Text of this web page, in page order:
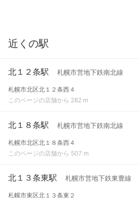
近くの駅
北１２条駅 札幌市営地下鉄南北線
札幌市北区北１２条西４
このページの店舗から 282 m
北１８条駅 札幌市営地下鉄南北線
札幌市北区北１８条西４
このページの店舗から 507 m
北１３条東駅 札幌市営地下鉄東豊線
札幌市東区北１３条東２